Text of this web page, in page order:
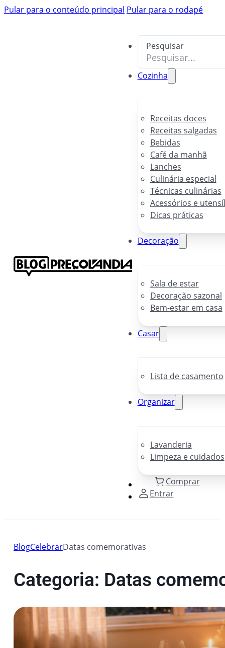
Pular para o conteúdo principal Pular para o rodapé
Pesquisar
Cozinha
Receitas doces
Receitas salgadas
Bebidas
Café da manhã
Lanches
Culinária especial
Técnicas culinárias
Acessórios e
Dicas práticas
Decoração
Sala de estar
Decoração sazonal
Bem-estar em casa
Casar
Lista de casamento
Organizar
Lavanderia
Limpeza e cuidados
Comprar
Entrar
Pesquisar
BlogCelebrarDatas comemorativas
Categoria: Datas